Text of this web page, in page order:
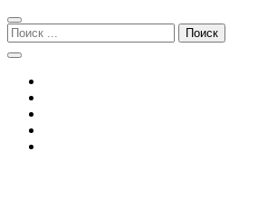
Перейти
к
навигации
Перейти
к
содержимому
Поиск: